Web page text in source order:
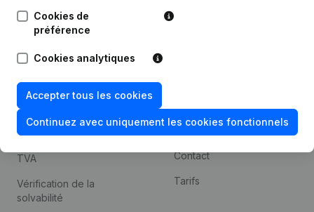
Cookies de
préférence
Cookies analytiques
Accepter tous les cookies
Continuez avec uniquement les cookies fonctionnels
Compliance et prévention
de la fraude
Consulter des comptes
annuels
TVA
Vérification de la
solvabilité
Contact
Tarifs